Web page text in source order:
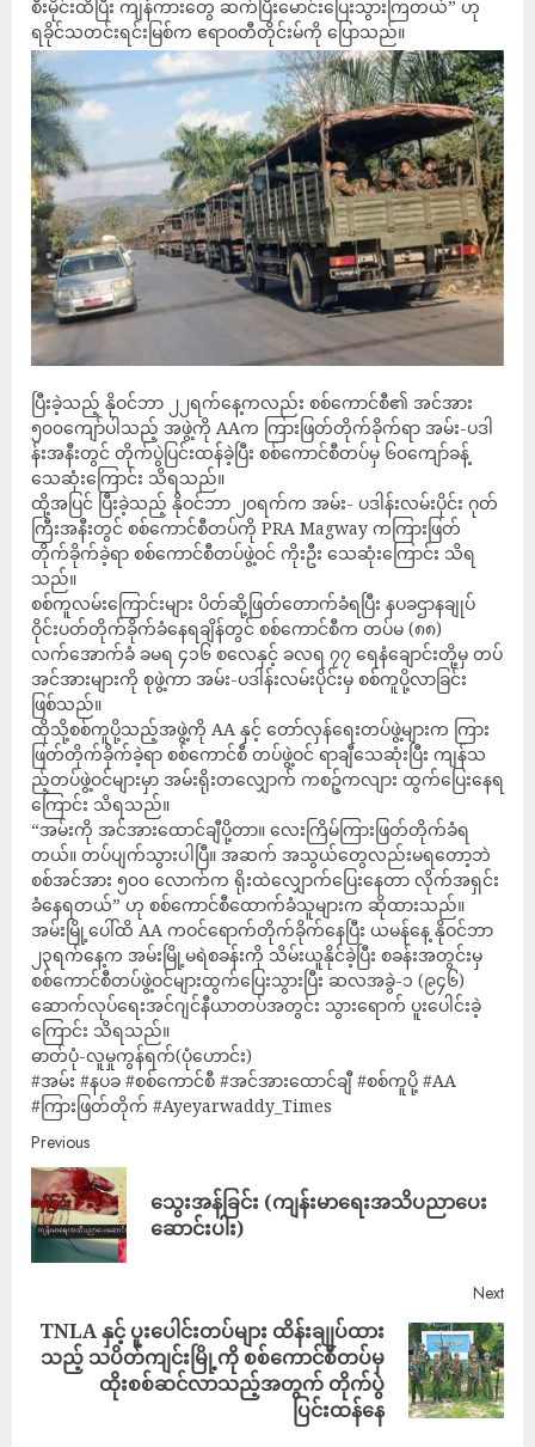
စီးမိုင်းထိပြီး ကျန်ကားတွေ ဆက်ပြီးမောင်းပြေးသွားကြတယ်” ဟု
ရခိုင်သတင်းရင်းမြစ်က ဧရာဝတီတိုင်းမ်ကို ပြောသည်။
ပြီးခဲ့သည့် နိုဝင်ဘာ ၂၂ရက်နေ့ကလည်း စစ်ကောင်စီ၏ အင်အား
၅၀၀ကျော်ပါသည့် အဖွဲ့ကို AAက ကြားဖြတ်တိုက်ခိုက်ရာ အမ်း-ပဒါ
န်းအနီးတွင် တိုက်ပွဲပြင်းထန်ခဲ့ပြီး စစ်ကောင်စီတပ်မှ ၆၀ကျော်ခန့်
သေဆုံးကြောင်း သိရသည်။
ထို့အပြင် ပြီးခဲ့သည့် နိုဝင်ဘာ ၂၀ရက်က အမ်း- ပဒါန်းလမ်းပိုင်း ဂုတ်
ကြီးအနီးတွင် စစ်ကောင်စီတပ်ကို PRA Magway ကကြားဖြတ်
တိုက်ခိုက်ခဲ့ရာ စစ်ကောင်စီတပ်ဖွဲ့ဝင် ကိုးဦး သေဆုံးကြောင်း သိရ
သည်။
စစ်ကူလမ်းကြောင်းများ ပိတ်ဆို့ဖြတ်တောက်ခံရပြီး နပခဌာနချုပ်
ဝိုင်းပတ်တိုက်ခိုက်ခံနေရချိန်တွင် စစ်ကောင်စီက တပ်မ (၈၈)
လက်အောက်ခံ ခမရ ၄၁၆ စလေနှင့် ခလရ ၇၇ ရေနံချောင်းတို့မှ တပ်
အင်အားများကို စုဖွဲ့ကာ အမ်း-ပဒါန်းလမ်းပိုင်းမှ စစ်ကူပို့လာခြင်း
ဖြစ်သည်။
ထိုသို့စစ်ကူပို့သည့်အဖွဲ့ကို AA နှင့် တော်လှန်ရေးတပ်ဖွဲ့များက ကြား
ဖြတ်တိုက်ခိုက်ခဲ့ရာ စစ်ကောင်စီ တပ်ဖွဲ့ဝင် ရာချီသေဆုံးပြီး ကျန်သ
ည့်တပ်ဖွဲ့ဝင်များမှာ အမ်းရိုးတလျှောက် ကစဉ့်ကလျား ထွက်ပြေးနေရ
ကြောင်း သိရသည်။
“အမ်းကို အင်အားထောင်ချီပို့တာ။ လေးကြိမ်ကြားဖြတ်တိုက်ခံရ
တယ်။ တပ်ပျက်သွားပါပြီ။ အဆက် အသွယ်တွေလည်းမရတော့ဘဲ
စစ်အင်အား ၅၀၀ လောက်က ရိုးထဲလျှောက်ပြေးနေတာ လိုက်အရှင်း
ခံနေရတယ်” ဟု စစ်ကောင်စီထောက်ခံသူများက ဆိုထားသည်။
အမ်းမြို့ပေါ်ထိ AA ကဝင်ရောက်တိုက်ခိုက်နေပြီး ယမန်နေ့ နိုဝင်ဘာ
၂၃ရက်နေ့က အမ်းမြို့မရဲစခန်းကို သိမ်းယူနိုင်ခဲ့ပြီး စခန်းအတွင်းမှ
စစ်ကောင်စီတပ်ဖွဲ့ဝင်များထွက်ပြေးသွားပြီး ဆလအခွဲ-၁ (၉၄၆)
ဆောက်လုပ်ရေးအင်ဂျင်နီယာတပ်အတွင်း သွားရောက် ပူးပေါင်းခဲ့
ကြောင်း သိရသည်။
ဓာတ်ပုံ-လူမှုကွန်ရက်(ပုံဟောင်း)
#အမ်း #နပခ #စစ်ကောင်စီ #အင်အားထောင်ချီ #စစ်ကူပို့ #AA
#ကြားဖြတ်တိုက် #Ayeyarwaddy_Times
Previous
သွေးအန်ခြင်း (ကျန်းမာရေးအသိပညာပေး
ဆောင်းပါး)
Next
TNLA နှင့် ပူးပေါင်းတပ်များ ထိန်းချုပ်ထား
သည့် သပိတ်ကျင်းမြို့ကို စစ်ကောင်စီတပ်မှ
ထိုးစစ်ဆင်လာသည့်အတွက် တိုက်ပွဲ
ပြင်းထန်နေ